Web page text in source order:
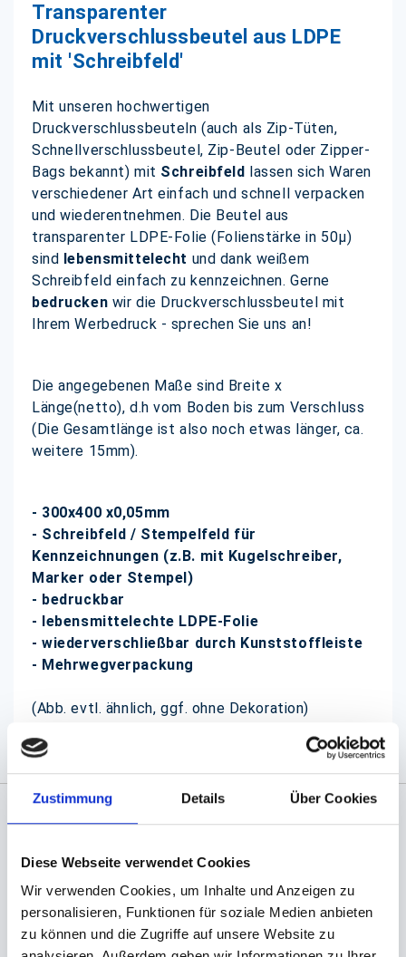
Zustimmung Details Über Cookies
Diese Webseite verwendet Cookies
Wir verwenden Cookies, um Inhalte und Anzeigen zu
personalisieren, Funktionen für soziale Medien anbieten
zu können und die Zugriffe auf unsere Website zu
Transparenter
Druckverschlussbeutel aus LDPE
mit 'Schreibfeld'
Mit unseren hochwertigen
Druckverschlussbeuteln (auch als Zip-Tüten,
Schnellverschlussbeutel, Zip-Beutel oder Zipper-
Bags bekannt) mit Schreibfeld lassen sich Waren
verschiedener Art einfach und schnell verpacken
und wiederentnehmen. Die Beutel aus
transparenter LDPE-Folie (Folienstärke in 50µ)
sind lebensmittelecht und dank weißem
Schreibfeld einfach zu kennzeichnen. Gerne
bedrucken wir die Druckverschlussbeutel mit
Ihrem Werbedruck - sprechen Sie uns an!
Die angegebenen Maße sind Breite x
Länge(netto), d.h vom Boden bis zum Verschluss
(Die Gesamtlänge ist also noch etwas länger, ca.
weitere 15mm).
- 300x400 x0,05mm
- Schreibfeld / Stempelfeld für
Kennzeichnungen (z.B. mit Kugelschreiber,
Marker oder Stempel)
- bedruckbar
- lebensmittelechte LDPE-Folie
- wiederverschließbar durch Kunststoffleiste
- Mehrwegverpackung
(Abb. evtl. ähnlich, ggf. ohne Dekoration)
Produktsicherheitsverordnung:packpack.de GmbH, Am
Unsere Empfehlungen